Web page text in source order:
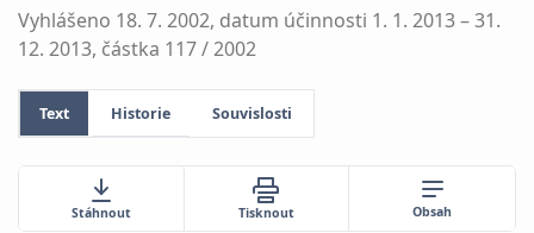
Vyhlášeno 18. 7. 2002, datum účinnosti 1. 1. 2013 – 31.
12. 2013, částka 117 / 2002
Text Historie Souvislosti
Stáhnout Tisknout Obsah